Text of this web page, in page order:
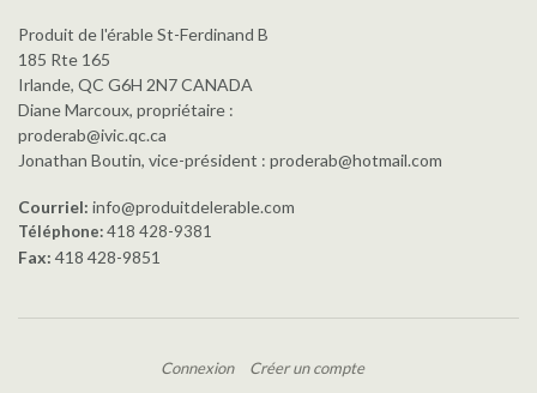
Produit de l'érable St-Ferdinand B
185 Rte 165
Irlande, QC G6H 2N7 CANADA
Diane Marcoux, propriétaire :
proderab@ivic.qc.ca
Jonathan Boutin, vice-président : proderab@hotmail.com
Courriel: info@produitdelerable.com
Téléphone:418 428-9381
Fax: 418 428-9851
Connexion
Créer un compte